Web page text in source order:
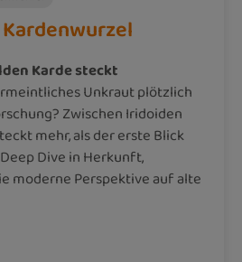
Karde steckt
Unkraut plötzlich
Zwischen Iridoiden
mehr, als der erste Blick
Dive in Herkunft,
moderne Perspektive auf alte